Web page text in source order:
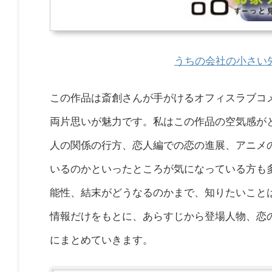
うちの会社の小さ
この作品は斎創さんが手がけるオフィスラブ
両片思いが魅力です。私はこの作品の空気感
人の関係の行方、恋人編での恋の進展、アニ
いるのかといったところが気になっている方
能性、結末がどうなるのかまで、知りたいこ
情報だけをもとに、あらすじから登場人物、
にまとめていきます。